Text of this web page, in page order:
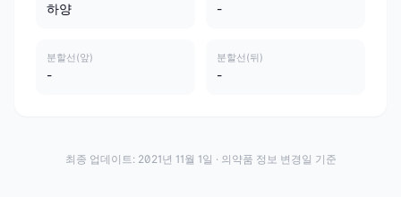
하양 -
분할선(앞)
-
분할선(뒤)
-
최종 업데이트: 2021년 11월 1일 · 의약품 정보 변경일 기준